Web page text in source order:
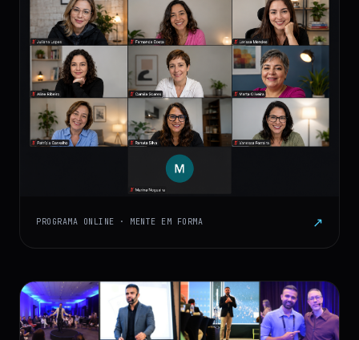
PROGRAMA ONLINE · MENTE EM FORMA ↗